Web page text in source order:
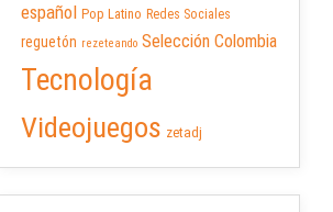
español Pop Latino Redes Sociales
reguetón rezeteando Selección Colombia
Tecnología
Videojuegos zetadj